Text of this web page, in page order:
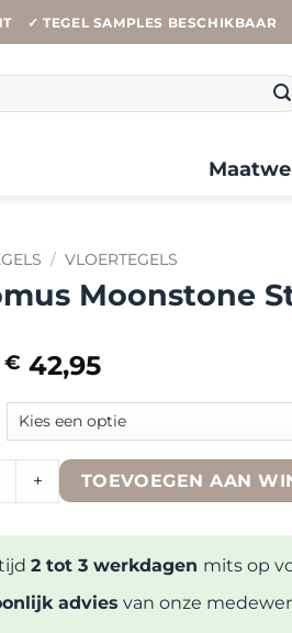
✓ TEGEL SAMPLES BESCHIKBAAR
/ VLOERTEGELS
Moonstone
€ 42,95
Steel quantity
+ TOEVOEGEN AAN
2 tot 3 werkdagen mits op
advies van onze